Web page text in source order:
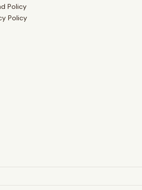
Policy
Policy